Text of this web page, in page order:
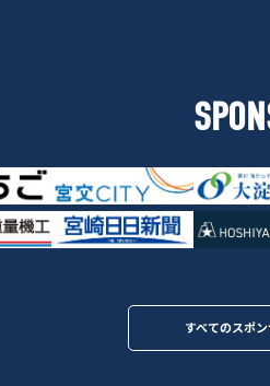
すべてのスポ